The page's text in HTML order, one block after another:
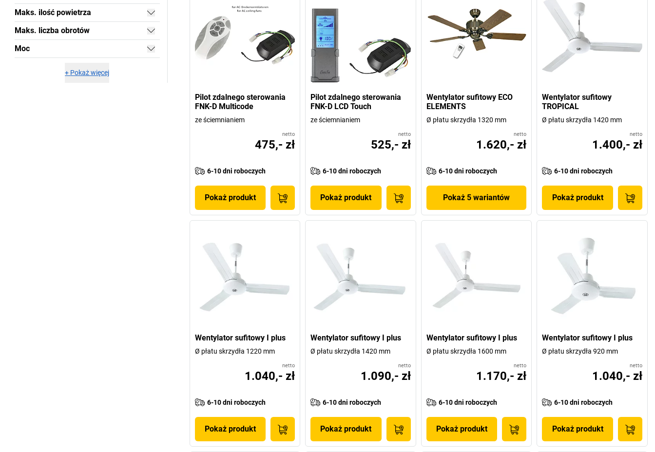
Maks. ilość powietrza
Maks. liczba obrotów
Moc
+ Pokaż więcej
Pilot zdalnego sterowania
FNK-D Multicode
ze ściemnianiem
netto
475,- zł
6-10 dni roboczych
Pokaż produkt
Pilot zdalnego sterowania
FNK-D LCD Touch
ze ściemnianiem
netto
525,- zł
6-10 dni roboczych
Pokaż produkt
Wentylator sufitowy ECO
ELEMENTS
Ø płatu skrzydła 1320 mm
netto
1.620,- zł
6-10 dni roboczych
Pokaż 5 wariantów
Wentylator sufitowy
TROPICAL
Ø płatu skrzydła 1420 mm
netto
1.400,- zł
6-10 dni roboczych
Pokaż produkt
Wentylator sufitowy I plus
Ø płatu skrzydła 1220 mm
netto
1.040,- zł
6-10 dni roboczych
Pokaż produkt
Wentylator sufitowy I plus
Ø płatu skrzydła 1420 mm
netto
1.090,- zł
6-10 dni roboczych
Pokaż produkt
Wentylator sufitowy I plus
Ø płatu skrzydła 1600 mm
netto
1.170,- zł
6-10 dni roboczych
Pokaż produkt
Wentylator sufitowy I plus
Ø płatu skrzydła 920 mm
netto
1.040,- zł
6-10 dni roboczych
Pokaż produkt